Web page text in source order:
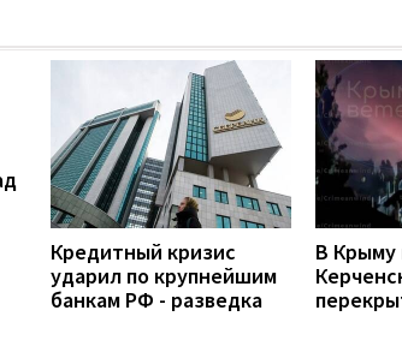
Кредитный кризис
ударил по крупнейшим
банкам РФ - разведка
В Крыму